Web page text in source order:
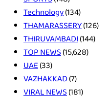
Technology(134)
THAMARASSERY(126)
THIRUVAMBADI(144)
TOP NEWS(15,628)
UAE(33)
VAZHAKKAD(7)
VIRAL NEWS(181)